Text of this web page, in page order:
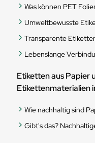
Was können PET
Umweltbewusste
Transparente
Lebenslange
Etiketten aus Papier
Etikettenmaterialien
Wie nachhaltig sind
Gibt's das?